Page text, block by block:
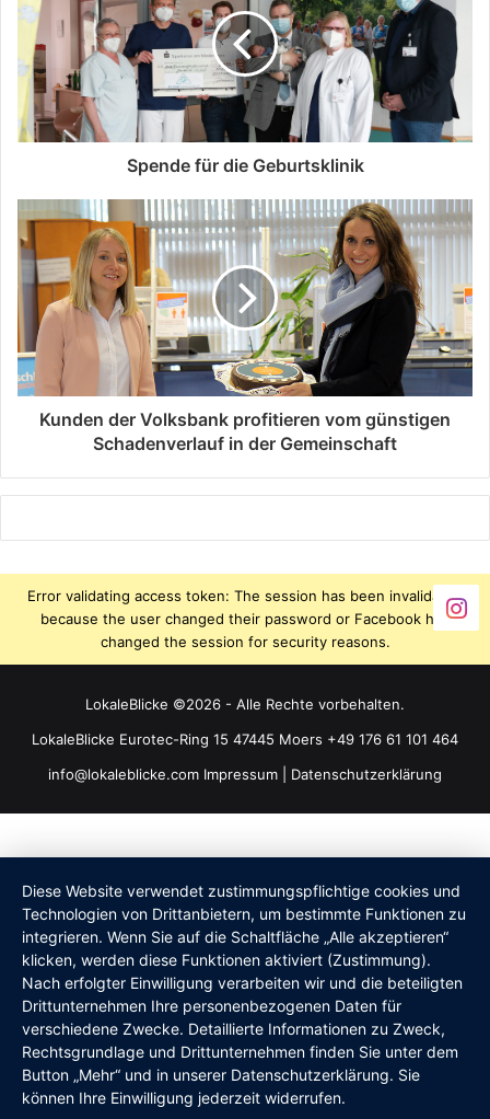
Spende für die Geburtsklinik
Kunden der Volksbank profitieren vom günstigen
Schadenverlauf in der Gemeinschaft
Error validating access token: The session has been invalidated
because the user changed their password or Facebook has
changed the session for security reasons.
LokaleBlicke ©2026 - Alle Rechte vorbehalten.
LokaleBlicke Eurotec-Ring 15 47445 Moers +49 176 61 101 464
info@lokaleblicke.com Impressum Datenschutzerklärung
Diese Website verwendet zustimmungspflichtige cookies und
Technologien von Drittanbietern, um bestimmte Funktionen zu
integrieren. Wenn Sie auf die Schaltfläche „Alle akzeptieren“
klicken, werden diese Funktionen aktiviert (Zustimmung).
Nach erfolgter Einwilligung verarbeiten wir und die beteiligten
Drittunternehmen Ihre personenbezogenen Daten für
verschiedene Zwecke. Detaillierte Informationen zu Zweck,
Rechtsgrundlage und Drittunternehmen finden Sie unter dem
Button „Mehr“ und in unserer Datenschutzerklärung. Sie
können Ihre Einwilligung jederzeit widerrufen.